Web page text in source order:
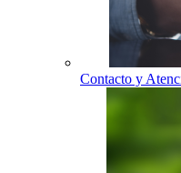
Contacto y